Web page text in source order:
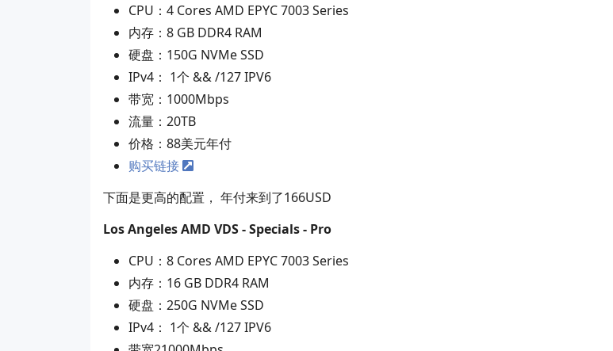
CPU：4 Cores AMD EPYC 7003 Series
内存：8 GB DDR4 RAM
硬盘：150G NVMe SSD
IPv4： 1个 && /127 IPV6
带宽：1000Mbps
流量：20TB
价格：88美元年付
购买链接
下面是更高的配置， 年付来到了166USD
Los Angeles AMD VDS - Specials - Pro
CPU：8 Cores AMD EPYC 7003 Series
内存：16 GB DDR4 RAM
硬盘：250G NVMe SSD
IPv4： 1个 && /127 IPV6